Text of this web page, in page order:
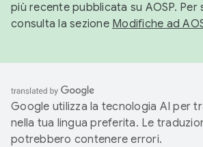
più recente pubblicata su AOSP. Per
consulta la sezione Modifiche ad
Google utilizza la tecnologia AI per
nella tua lingua preferita. Le
potrebbero contenere errori.